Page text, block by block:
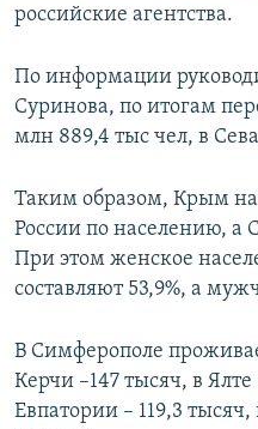
российские агентства.
По информации
Суринова, по итогам
млн 889,4 тыс чел, в
Таким образом, Крым
России по населению, а
При этом женское
составляют 53,9%, а
В Симферополе
Керчи –147 тысяч, в Ялте
Евпатории – 119,3